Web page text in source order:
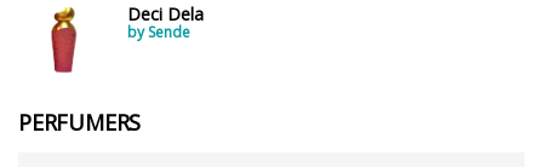
Deci Dela
by Sende
PERFUMERS